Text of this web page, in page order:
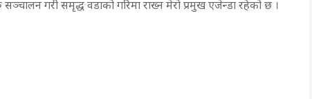
सञ्चालन गरी समृद्ध वडाको गरिमा राख्न मेरो प्रमुख एजेन्डा रहेको छ ।